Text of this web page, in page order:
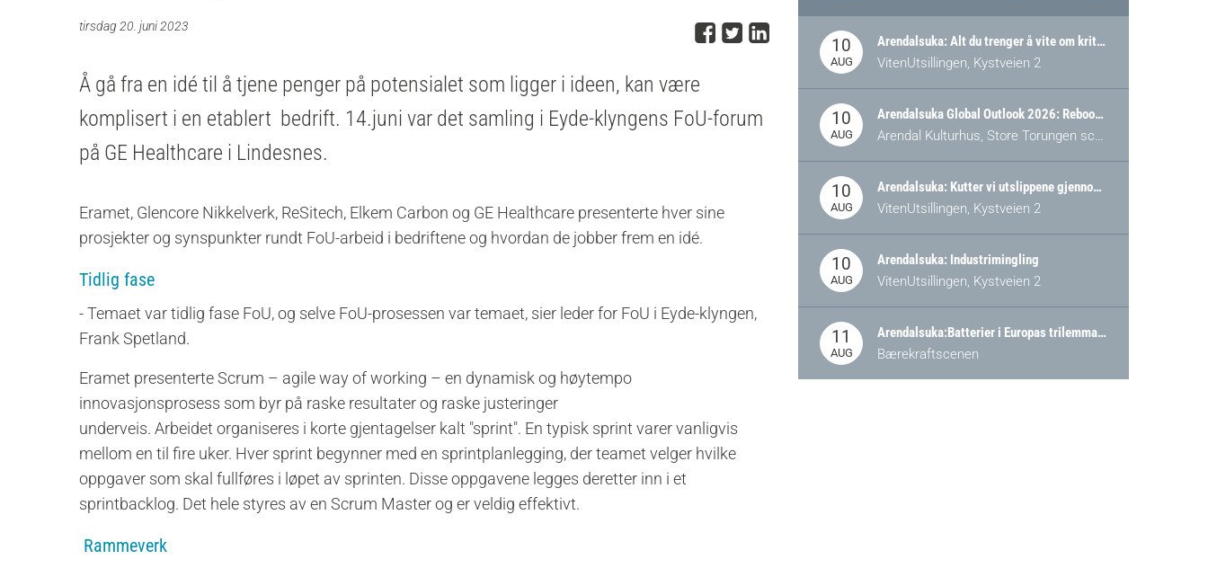
tirsdag 20. juni 2023 Del på Facebook
Del på Twitter
Del på LinkedIn
Å gå fra en idé til å tjene penger på potensialet som ligger i ideen, kan være
komplisert i en etablert bedrift. 14.juni var det samling i Eyde-klyngens FoU-forum
på GE Healthcare i Lindesnes.
Eramet, Glencore Nikkelverk, ReSitech, Elkem Carbon og GE Healthcare presenterte hver sine
prosjekter og synspunkter rundt FoU-arbeid i bedriftene og hvordan de jobber frem en idé.
Tidlig fase
- Temaet var tidlig fase FoU, og selve FoU-prosessen var temaet, sier leder for FoU i Eyde-klyngen,
Frank Spetland.
Eramet presenterte Scrum – agile way of working – en dynamisk og høytempo
innovasjonsprosess som byr på raske resultater og raske justeringer
underveis. Arbeidet organiseres i korte gjentagelser kalt "sprint". En typisk sprint varer vanligvis
mellom en til fire uker. Hver sprint begynner med en sprintplanlegging, der teamet velger hvilke
oppgaver som skal fullføres i løpet av sprinten. Disse oppgavene legges deretter inn i et
sprintbacklog. Det hele styres av en Scrum Master og er veldig effektivt.
Rammeverk
10
AUG
Arendalsuka: Alt du trenger å vite om kritiske og strategiske verdikjeder i Norge
VitenUtsillingen, Kystveien 2
10
AUG
Arendalsuka Global Outlook 2026: Rebooting Democracy for a New World Order
Arendal Kulturhus, Store Torungen scene
10
AUG
Arendalsuka: Kutter vi utslippene gjennom omstilling – eller tap av industri?
VitenUtsillingen, Kystveien 2
10
AUG
Arendalsuka: Industrimingling
VitenUtsillingen, Kystveien 2
11
AUG
Arendalsuka:Batterier i Europas trilemma: Energisikkerhet, konkurransekraft og bærekraft (Battery Norway-arrangement)
Bærekraftscenen